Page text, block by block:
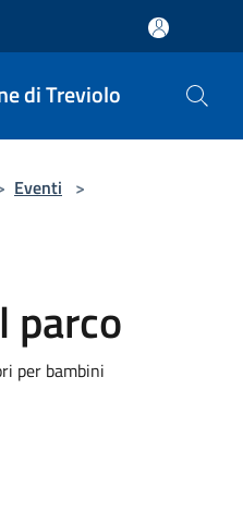
di Treviolo
Eventi >
parco
per bambini